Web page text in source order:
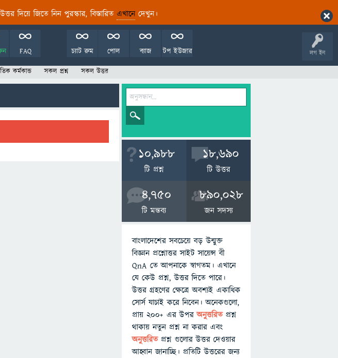
দিয়ে জিতে নিন পুরস্কার, বিস্তারিত এখানেদেখুন।
লগ ইন
FAQ টপ ইউজার
ব্যাজ
পোল
চ্যাট রুম
কর্মকান্ড সকল প্রশ্ন সকল উত্তর
10,988
টি প্রশ্ন
18,690
টি উত্তর
4,750
টি মন্তব্য
890,028
জন সদস্য
বাংলাদেশের সবচেয়ে বড় উন্মুক্ত
বিজ্ঞান প্রশ্নোত্তর সাইট সায়েন্স বী
QnA তে আপনাকে স্বাগতম। এখানে
যে কেউ প্রশ্ন, উত্তর দিতে পারে।
উত্তর গ্রহণের ক্ষেত্রে অবশ্যই একাধিক
সোর্স যাচাই করে নিবেন। অনেকগুলো,
প্রায় ২০০+ এর উপরঅনুত্তরিতপ্রশ্ন
থাকায় নতুন প্রশ্ন না করার এবং
অনুত্তরিত প্রশ্ন গুলোর উত্তর দেওয়ার
আহ্বান জানাচ্ছি। প্রতিটি উত্তরের জন্য